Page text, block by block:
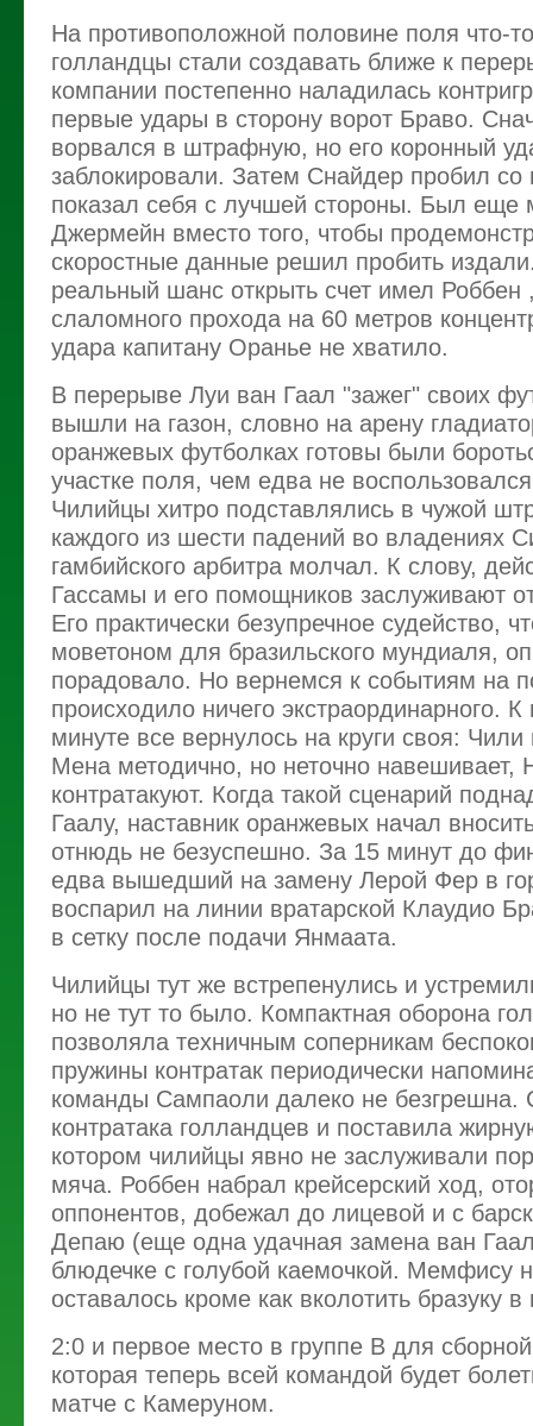
На противоположной половине поля что-
голландцы стали создавать ближе к
компании постепенно наладилась
первые удары в сторону ворот Браво.
ворвался в штрафную, но его коронный
заблокировали. Затем Снайдер пробил
показал себя с лучшей стороны. Был еще
Джермейн вместо того, чтобы
скоростные данные решил пробить
реальный шанс открыть счет имел Роббен
слаломного прохода на 60 метров
удара капитану Оранье не хватило.
В перерыве Луи ван Гаал "зажег" своих
вышли на газон, словно на арену
оранжевых футболках готовы были
участке поля, чем едва не
Чилийцы хитро подставлялись в чужой
каждого из шести падений во владениях
гамбийского арбитра молчал. К слову,
Гассамы и его помощников заслуживают
Его практически безупречное судейство,
моветоном для бразильского мундиаля,
порадовало. Но вернемся к событиям на
происходило ничего экстраординарного.
минуте все вернулось на круги своя:
Мена методично, но неточно навешивает,
контратакуют. Когда такой сценарий
Гаалу, наставник оранжевых начал
отнюдь не безуспешно. За 15 минут до
едва вышедший на замену Лерой Фер в
воспарил на линии вратарской Клаудио
в сетку после подачи Янмаата.
Чилийцы тут же встрепенулись и
но не тут то было. Компактная оборона
позволяла техничным соперникам
пружины контратак периодически
команды Сампаоли далеко не безгрешна.
контратака голландцев и поставила
котором чилийцы явно не заслуживали
мяча. Роббен набрал крейсерский ход,
оппонентов, добежал до лицевой и с
Депаю (еще одна удачная замена ван
блюдечке с голубой каемочкой. Мемфису
оставалось кроме как вколотить бразуку
2:0 и первое место в группе В для
которая теперь всей командой будет
матче с Камеруном.